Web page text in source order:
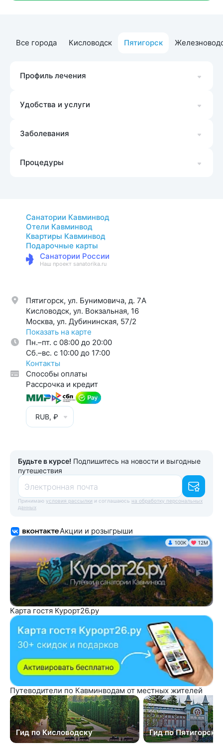
Все города Кисловодск Пятигорск
Профиль лечения
Удобства и услуги
Заболевания
Процедуры
Санатории Кавминвод
Отели Кавминвод
Квартиры Кавминвод
Подарочные карты
Санатории России
Наш проект sanatorika.ru
Пятигорск, ул. Бунимовича, д. 7A
Кисловодск, ул. Вокзальная, 16
Москва, ул. Дубининская, 57/2
Показать на карте
Пн.–пт. с 08:00 до 20:00
Cб.–вс. с 10:00 до 17:00
Контакты
Способы оплаты
Рассрочка и кредит
RUB, ₽
Будьте в курсе! Подпишитесь на новости и выгодные
путешествия
Электронная почта
Принимаю условия рассылки и соглашаюсь на обработку персональных
данных
Акции и розыгрыши
100K 12М
Карта гостя Курорт26.ру
Путеводители по Кавминводам от местных жителей
Гид по Кисловодску Гид по Пятигорску